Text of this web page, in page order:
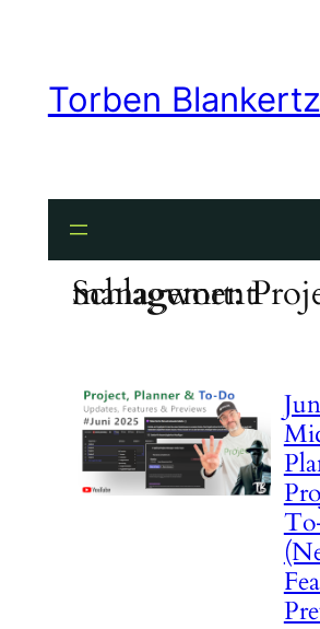
springenTorben Blankertz
Schlagwort:
Project management